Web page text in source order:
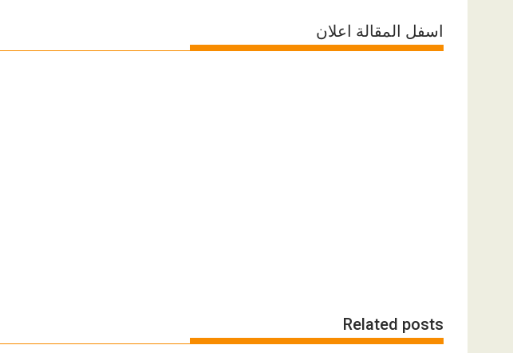
اسفل المقالة اعلان
Related posts